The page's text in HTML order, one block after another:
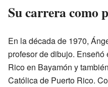
Su carrera como
En la década de 1970,
profesor de dibujo.
Rico en Bayamón y
Católica de Puerto Rico.